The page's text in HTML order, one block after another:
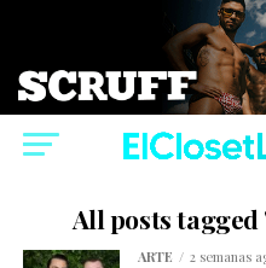
All posts
ARTE 2 semanas